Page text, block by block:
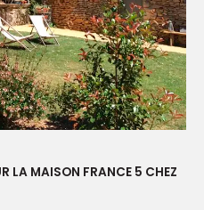
LA MAISON FRANCE 5 CHEZ